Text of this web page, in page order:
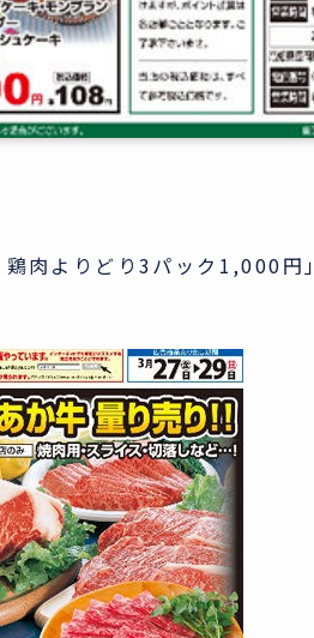
肉よりどり3パック1,000円」